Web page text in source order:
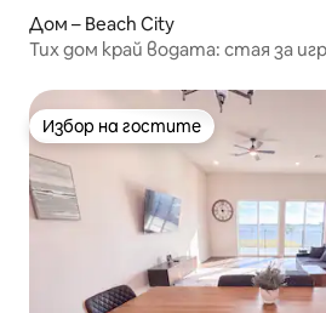
Дом – Beach City
Тих дом край водата: стая за
Избор на гостите
Избор на гостите